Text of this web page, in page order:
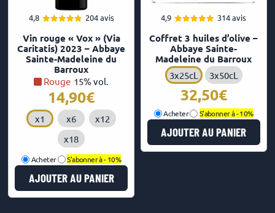
4,8
sur 5
204 avis
Vin rouge « Vox » (Via
Caritatis) 2023 – Abbaye
Sainte-Madeleine du
Barroux
Rouge 15% vol.
14,90€
x1 x6
x12
x18
Acheter S'abonner à -10%
AJOUTER AU PANIER
4,9
sur 5
314 avis
Coffret 3 huiles d’olive –
Abbaye Sainte-
Madeleine du Barroux
3x25cL 3x50cL
32,50€
Acheter S'abonner à -10%
AJOUTER AU PANIER